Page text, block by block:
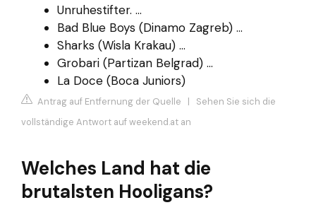
Unruhestifter. ...
Bad Blue Boys (Dinamo Zagreb) ...
Sharks (Wisla Krakau) ...
Grobari (Partizan Belgrad) ...
La Doce (Boca Juniors)
Antrag auf Entfernung der Quelle | Sehen Sie sich die
vollständige Antwort auf weekend.at an
Welches Land hat die
brutalsten Hooligans?